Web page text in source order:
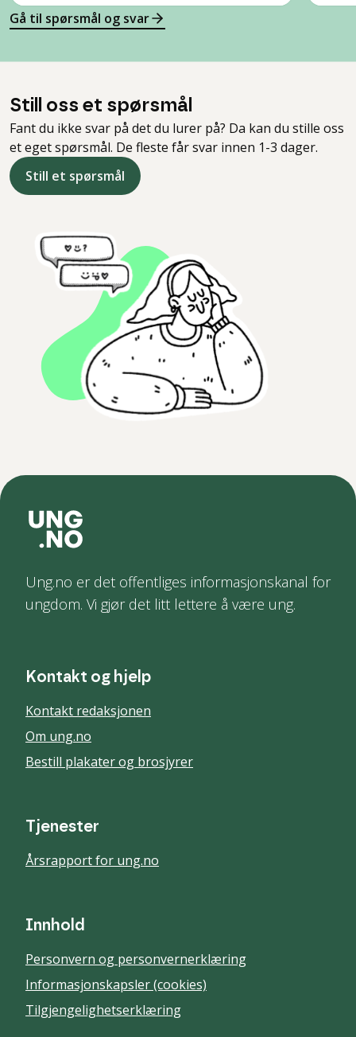
Gå til spørsmål og svar
Still oss et spørsmål
Fant du ikke svar på det du lurer på? Da kan du stille oss
et eget spørsmål. De fleste får svar innen 1-3 dager.
Still et spørsmål
Ung.no er det offentliges informasjonskanal for
ungdom. Vi gjør det litt lettere å være ung.
Kontakt og hjelp
Kontakt redaksjonen
Om ung.no
Bestill plakater og brosjyrer
Tjenester
Årsrapport for ung.no
Innhold
Personvern og personvernerklæring
Informasjonskapsler (cookies)
Tilgjengelighetserklæring